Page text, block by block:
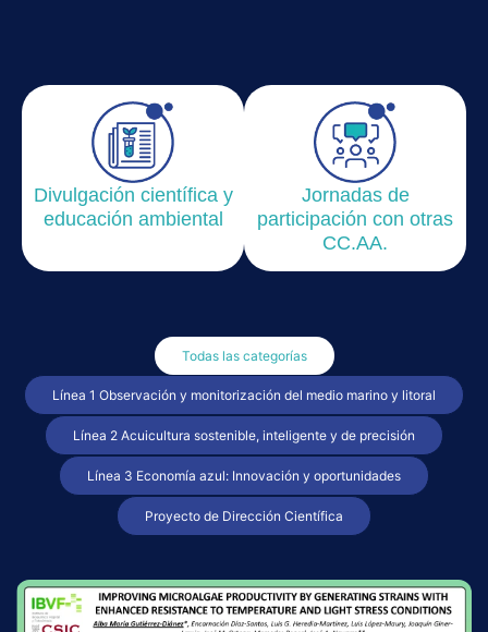
Divulgación científica y
educación ambiental
Jornadas de
participación con otras
CC.AA.
Línea 1 Observación y monitorización del medio marino y litoral
Línea 2 Acuicultura sostenible, inteligente y de precisión
Línea 3 Economía azul: Innovación y oportunidades
Proyecto de Dirección Científica
Todas las categorías